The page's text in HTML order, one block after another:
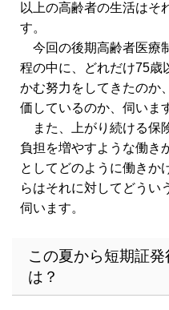
以上の高齢者の生活はそ
す。
今回の後期高齢者医療
程の中に、どれだけ75歳
かむ努力をしてきたのか
価しているのか、伺いま
また、上がり続ける保
負担を増やすような働き
としてどのように働きか
らはそれに対してどうい
伺います。
この夏から短期証
は？